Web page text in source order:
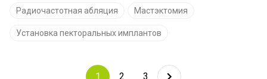
Радиочастотная абляция Мастэктомия
Установка пекторальных имплантов
1 2 3